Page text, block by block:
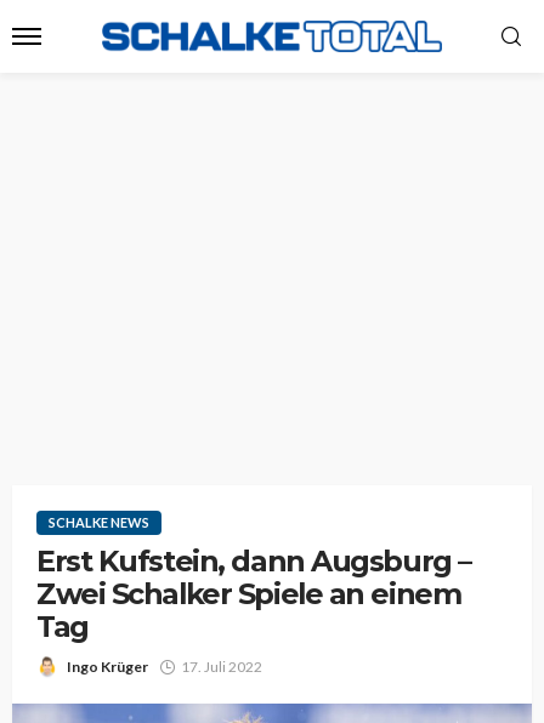
SCHALKE NEWS
Erst Kufstein, dann Augsburg –
Zwei Schalker Spiele an einem
Tag
Ingo Krüger 17. Juli 2022